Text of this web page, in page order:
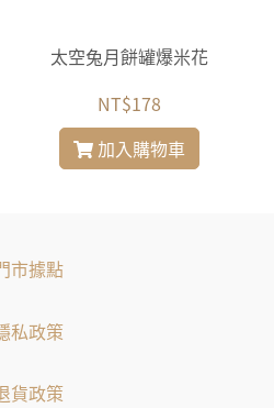
太空兔月餅罐爆米花
NT$178
加入購物車
市據點
私政策
貨政策